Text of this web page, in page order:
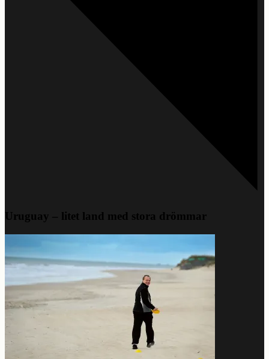
Uruguay – litet land med stora drömmar